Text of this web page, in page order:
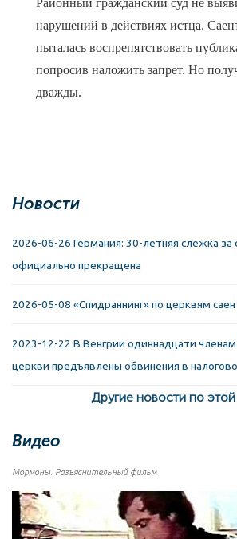
нарушений в действиях истца.
пыталась воспрепятствовать
попросив наложить запрет. Но
дважды.
Новости
2026-06-26 Германия: 30-летняя слежка за
официально прекращена
2026-05-08 «Спидраннинг» по церквям
2023-12-22 В Венгрии одиннадцати членам
церкви предъявлены обвинения в
Другие новости по
Видео
Мормоны. Разъяснительный фильм